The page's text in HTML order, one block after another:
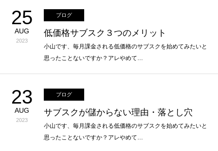
25
AUG
2023
ブログ
低価格サブスク３つのメリット
小山です、毎月課金される低価格のサブスクを始めてみたいと
思ったことないですか？アレやめて…
23
AUG
2023
ブログ
サブスクが儲からない理由・落とし穴
小山です、毎月課金される低価格のサブスクを始めてみたいと
思ったことないですか？アレやめて…